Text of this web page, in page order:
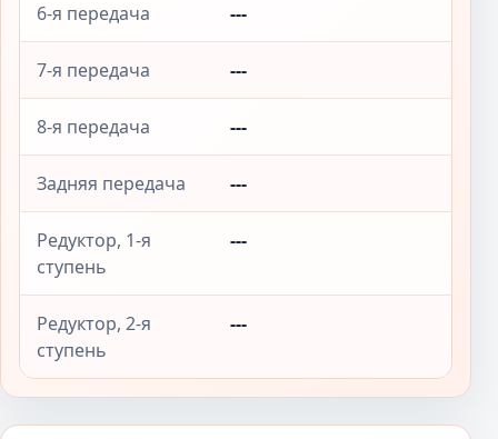
6-я передача ---
7-я передача ---
8-я передача ---
Задняя передача ---
Редуктор, 1-я
ступень
---
Редуктор, 2-я
ступень
---